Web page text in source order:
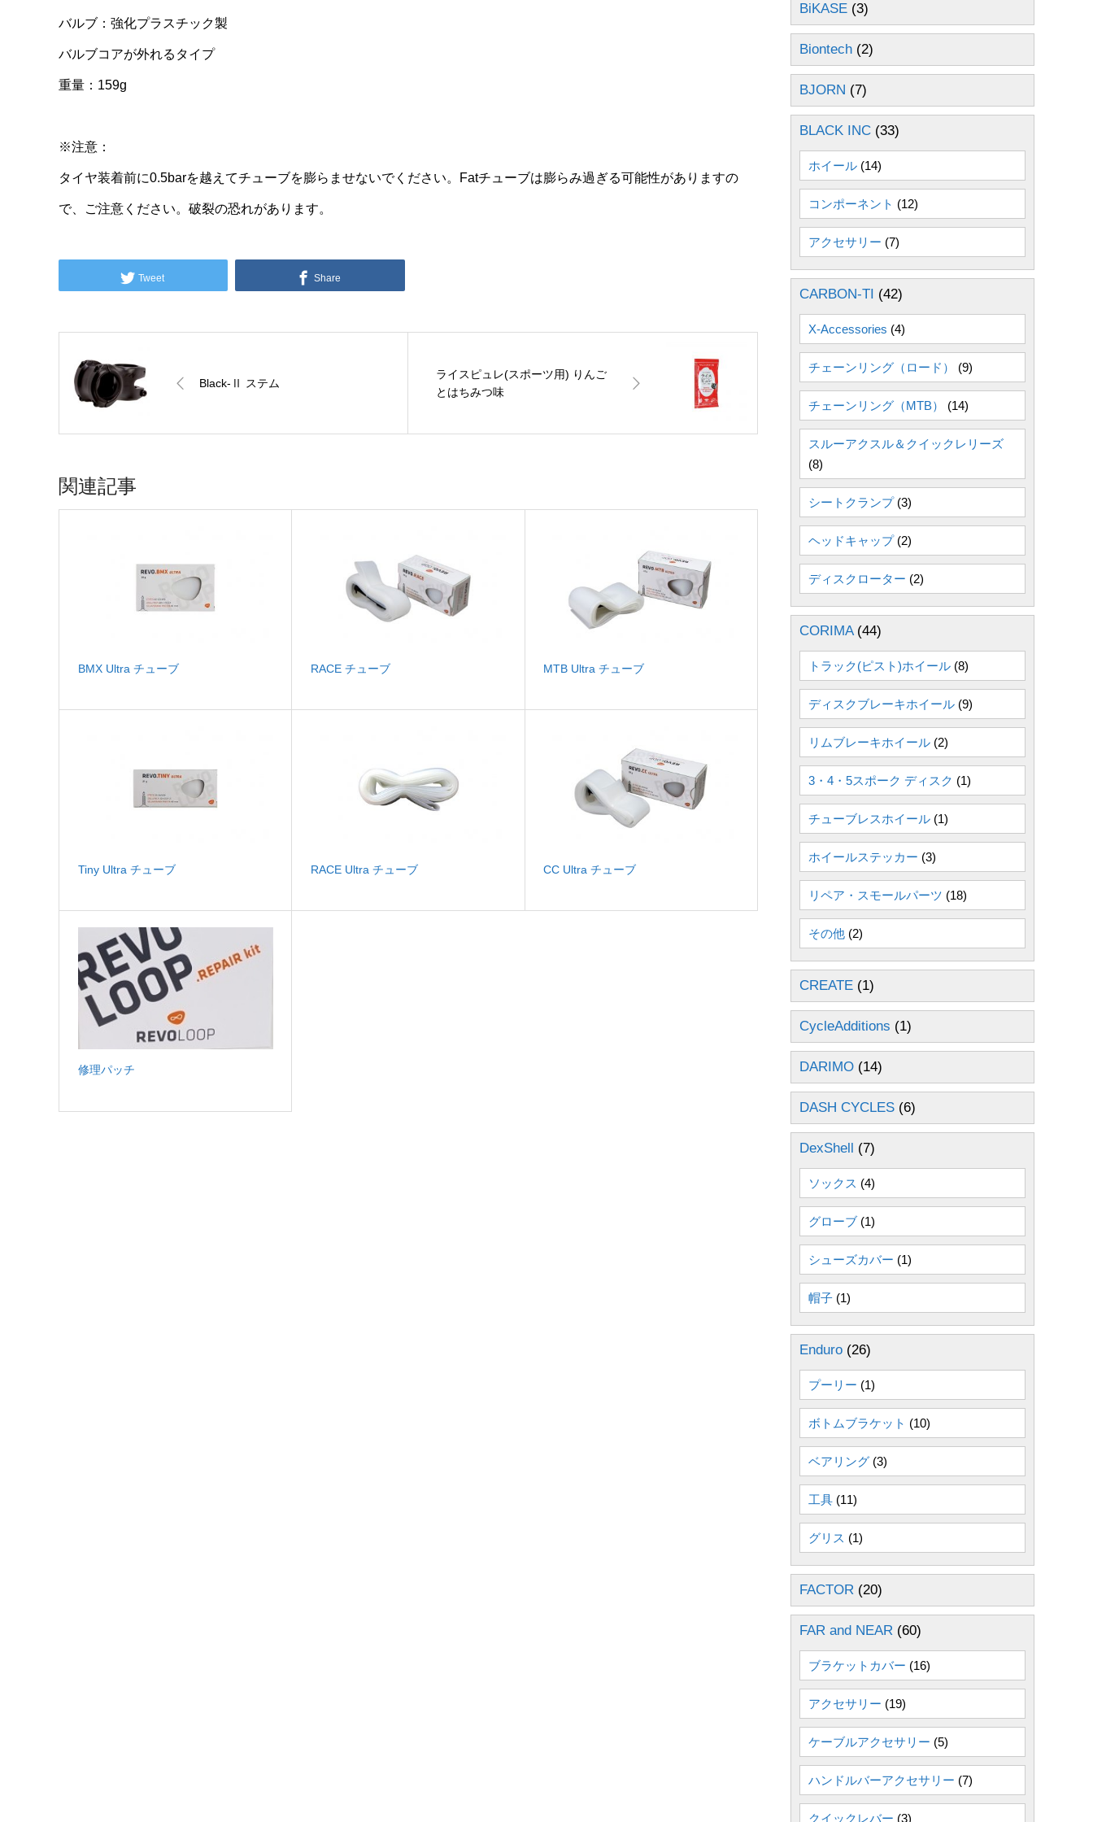
バルブ：強化プラスチック製
バルブコアが外れるタイプ
重量：159g
※注意：
タイヤ装着前に0.5barを越えてチューブを膨らませないでください。Fatチューブは膨らみ過ぎる可能性がありますの
で、ご注意ください。破裂の恐れがあります。
Tweet Share
Black-Ⅱ ステム
ライスピュレ(スポーツ用) りんご
とはちみつ味
関連記事
BMX Ultra チューブ RACE チューブ MTB Ultra チューブ
Tiny Ultra チューブ RACE Ultra チューブ CC Ultra チューブ
修理パッチ
BiKASE (3)
Biontech (2)
BJORN (7)
BLACK INC (33)
ホイール (14)
コンポーネント (12)
アクセサリー (7)
CARBON-TI (42)
X-Accessories (4)
チェーンリング（ロード） (9)
チェーンリング（MTB） (14)
スルーアクスル＆クイックレリーズ
(8)
シートクランプ(3)
ヘッドキャップ(2)
ディスクローター (2)
CORIMA(44)
トラック(ピスト)ホイール (8)
ディスクブレーキホイール (9)
リムブレーキホイール (2)
3・4・5スポーク ディスク (1)
チューブレスホイール (1)
ホイールステッカー (3)
リペア・スモールパーツ (18)
その他 (2)
CREATE (1)
CycleAdditions (1)
DARIMO (14)
DASH CYCLES (6)
DexShell (7)
ソックス (4)
グローブ (1)
シューズカバー (1)
帽子 (1)
Enduro (26)
プーリー (1)
ボトムブラケット (10)
ベアリング (3)
工具 (11)
グリス (1)
FACTOR (20)
FAR and NEAR (60)
ブラケットカバー (16)
アクセサリー (19)
ケーブルアクセサリー (5)
ハンドルバーアクセサリー (7)
クイックレバー (3)